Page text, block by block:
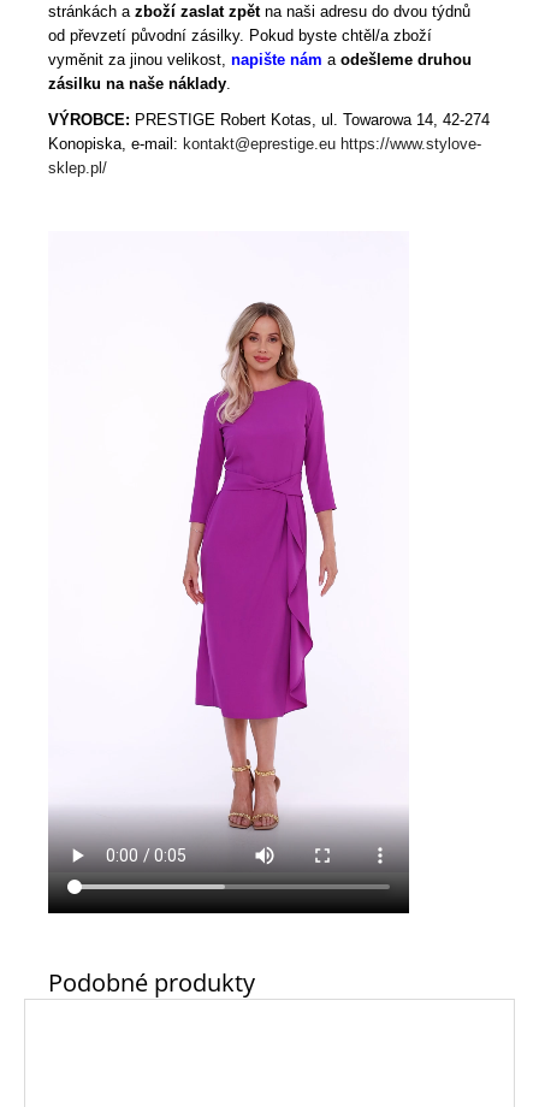
stránkách a zboží zaslat zpětna naši adresu do dvou týdnů
od převzetí původní zásilky. Pokud byste chtěl/a zboží
vyměnit za jinou velikost, napište nám a odešleme druhou
zásilku na naše náklady
VÝROBCE: PRESTIGE Robert Kotas, ul. Towarowa 14, 42-274
Konopiska, e-mail: kontakt@eprestige.eu https://www.stylove-
sklep.pl/